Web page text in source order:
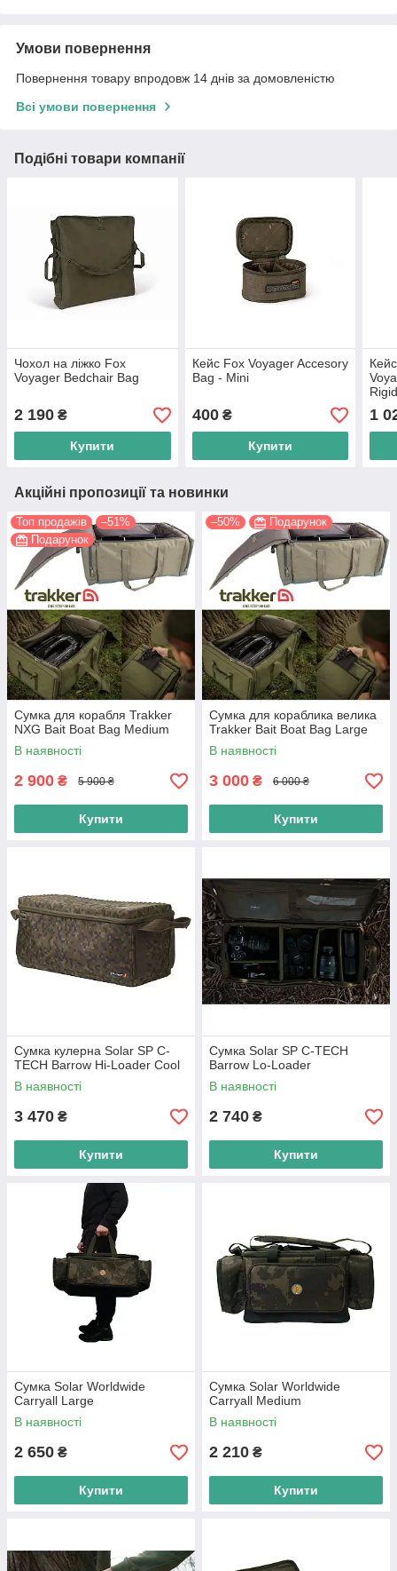
Умови повернення
Повернення товару впродовж 14 днів за домовленістю
Всі умови повернення
Подібні товари компанії
Чохол на ліжко Fox
Voyager Bedchair Bag
2 190 ₴
Купити
Кейс Fox Voyager Accesory
Bag - Mini
400₴
Купити
1
Акційні пропозиції та новинки
Топ продажів
–51%
Подарунок
Сумка для корабля Trakker
NXG Bait Boat Bag Medium
В наявності
2 900 ₴ 5 900 ₴
Купити
–50% Подарунок
Сумка для кораблика велика
Trakker Bait Boat Bag Large
В наявності
3 000 ₴ 6 000 ₴
Купити
Сумка кулерна Solar SP C-
TECH Barrow Hi-Loader Cool
В наявності
3 470 ₴
Купити
Сумка Solar SP C-TECH
Barrow Lo-Loader
В наявності
2 740 ₴
Купити
Сумка Solar Worldwide
Carryall Large
В наявності
2 650 ₴
Купити
Сумка Solar Worldwide
Carryall Medium
В наявності
2 210 ₴
Купити